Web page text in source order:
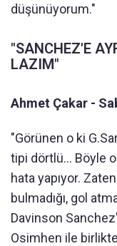
düşünüyorum."
"SANCHEZ'E
LAZIM"
Ahmet Çakar -
"Görünen o ki
tipi dörtlü… Böyle
hata yapıyor.
bulmadığı, gol
Davinson
Osimhen ile